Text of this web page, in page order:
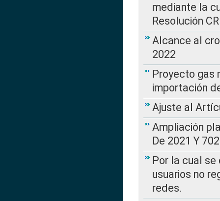
mediante la
Resolución
Alcance al
2022
Proyecto gas
importación
Ajuste al
Ampliación
De 2021 Y
Por la cual
usuarios no
redes.